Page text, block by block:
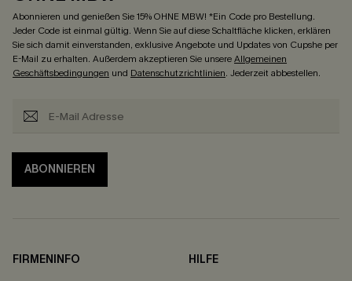
Abonnieren und genießen Sie 15% OHNE MBW! *Ein Code pro Bestellung.
Jeder Code ist einmal gültig. Wenn Sie auf diese Schaltfläche klicken, erklären
Sie sich damit einverstanden, exklusive Angebote und Updates von Cupshe per
E-Mail zu erhalten. Außerdem akzeptieren Sie unsereAllgemeinen
Geschäftsbedingungen und Datenschutzrichtlinien. Jederzeit abbestellen.
ABONNIEREN
FIRMENINFO
HILFE